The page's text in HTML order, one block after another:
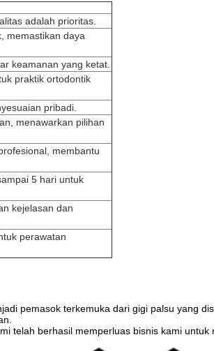
adalah prioritas.
memastikan daya
keamanan yang ketat.
praktik ortodontik
pribadi.
menawarkan pilihan
membantu
5 hari untuk
kejelasan dan
perawatan
pemasok terkemuka dari gigi palsu yang
telah berhasil memperluas bisnis kami